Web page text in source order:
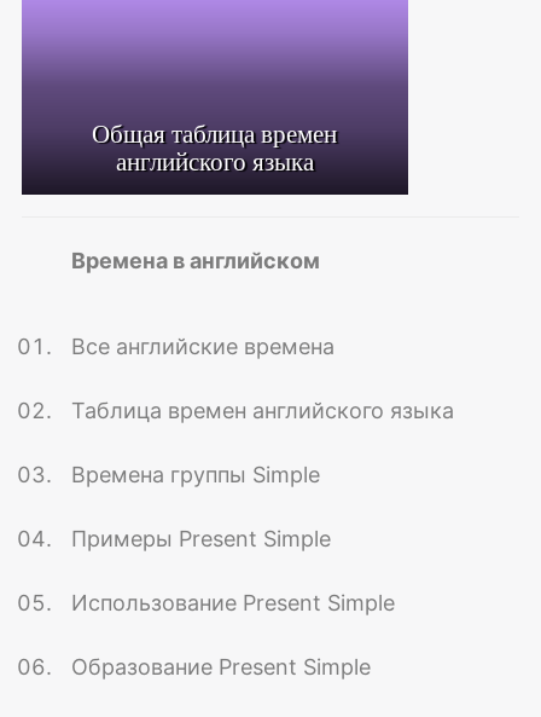
Общая таблица времен
английского языка
Времена в английском
Все английские времена
Таблица времен английского языка
Времена группы Simple
Примеры Present Simple
Использование Present Simple
Образование Present Simple